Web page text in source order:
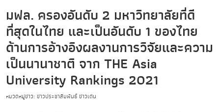
มฟล. ครองอันดับ 2 มหาวิทยาลัยที่ดี
ที่สุดในไทย และเป็นอันดับ 1 ของไทย
ด้านการอ้างอิงผลงานการวิจัยและความ
เป็นนานาชาติ จาก THE Asia
University Rankings 2021
หมวดหมู่ข่าว: ข่าวประชาสัมพันธ์ ข่าวเด่น